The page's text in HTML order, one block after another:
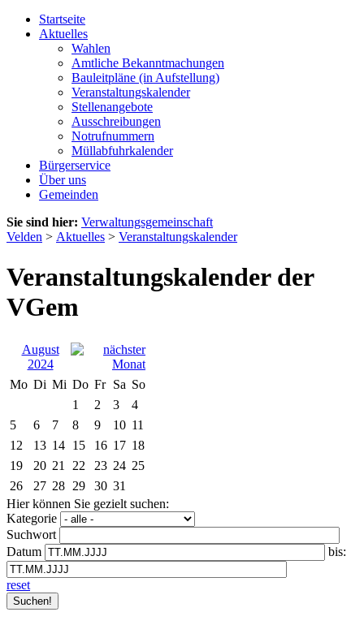
Startseite
Aktuelles
Wahlen
Amtliche Bekanntmachungen
Bauleitpläne (in Aufstellung)
Veranstaltungskalender
Stellenangebote
Ausschreibungen
Notrufnummern
Müllabfuhrkalender
Bürgerservice
Über uns
Gemeinden
Sie sind hier: Verwaltungsgemeinschaft
Velden > Aktuelles > Veranstaltungskalender
Veranstaltungskalender der
VGem
August
2024
Mo Di Mi Do Fr Sa So
1
2 3
4
5
6 7 8 9 10 11
12
13 14 15 16 17 18
19
20 21 22 23 24 25
26
27 28 29 30 31
Hier können Sie gezielt suchen:
Kategorie
Suchwort
Datum
bis:
reset